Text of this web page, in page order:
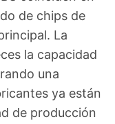
de chips de
La
la capacidad
una
ya están
de producción